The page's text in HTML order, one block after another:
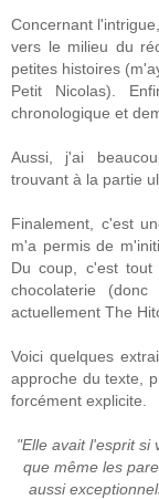
Concernant
vers le milieu du
petites histoires
Petit Nicolas).
chronologique et
Aussi, j'ai
trouvant à la partie
Finalement, c'est
m'a permis de
Du coup, c'est
chocolaterie
actuellement The
Voici quelques
approche du texte,
forcément explicite.
"Elle avait l'esprit si
que même les
aussi